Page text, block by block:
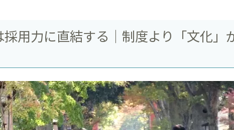
採用力に直結する｜制度より「文化」